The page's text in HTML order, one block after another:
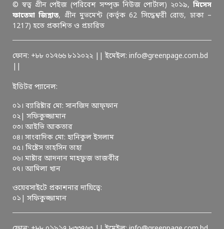
© স্বত্ব গ্রীন পেইজ (পরিবেশ সম্পৃক্ত নিউজ পোর্টাল) ২০১৯, মিসেস
ফাতেমা জিন্নাত, গ্রীন মুভমেন্ট (কর্তৃক 62 সিদ্ধেশ্বরী রোড, ঢাকা –
1217) হতে প্রকাশিত ও প্রচারিত
ফোন: +৮৮ ০১৭৬৬ ৮১১০২২ || ইমেইল: info@greenpage.com.bd
ইডিটর প্যানেল:
০১। ব্যারিষ্টার মো: সানজিদ আফ্ফান
০২| সফিকুজ্জামান
০৩। আইভি আকতার
০৪। সাংবাদিক মো: হানিকুল ইসলাম
০৫। মিষ্টেস তাহসিন তাহা
০৬। মাষ্টার আদনান মাহফুজ তাজবীর
০৭। আমিলা খান
ওয়েবসাইটে প্রকাশনার দায়িত্বে:
০১| সফিকুজ্জামান